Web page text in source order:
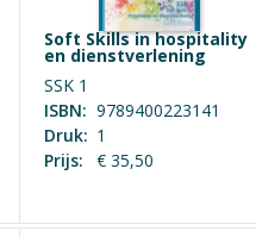
Soft Skills in hospitality
en dienstverlening
SSK 1
ISBN: 9789400223141
Druk: 1
Prijs:
€ 35,50